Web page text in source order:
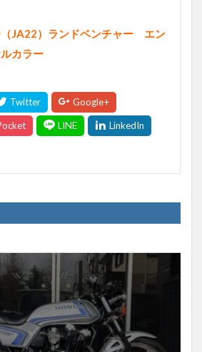
JA22）ランドベンチャー エン
カラー